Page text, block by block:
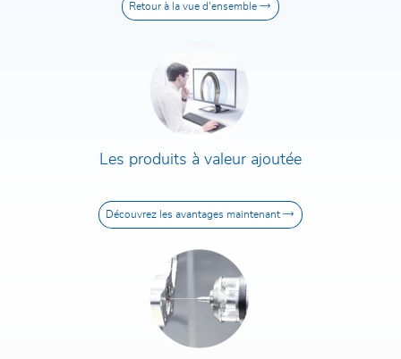
Rue et numéro de rue
Message*
politique de confidentialité
l'accepte. En soumettant le formulaire de
contact, j'accepte que mes données soient
transmises à la société Rodriguez GmbH et à un
contact par leur intermédiaire.
Retour à la vue d'ensemble
Les produits à valeur ajoutée
Découvrez les avantages maintenant